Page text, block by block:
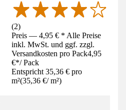
(2)
Preis — 4,95 € * Alle Preise
inkl. MwSt. und ggf. zzgl.
Versandkosten pro Pack4,95
€*/ Pack
Entspricht 35,36 € pro
m²(35,36 €/ m²)